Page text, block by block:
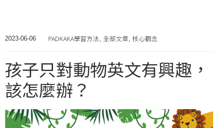
2023-06-06 PADKAKA學習方法, 全部文章, 核心觀念
孩子只對動物英文有興趣，
該怎麼辦？